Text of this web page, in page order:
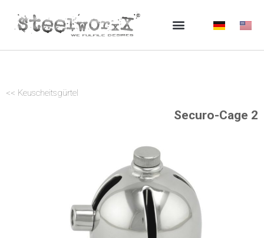
Inhalt
springen
<< Keuscheitsgürtel
Securo-Cage 2